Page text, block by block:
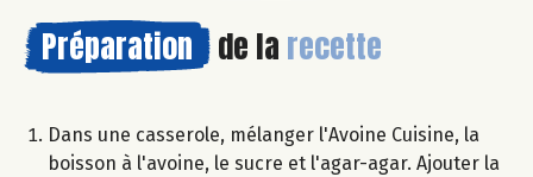
Préparation de la recette
Dans une casserole, mélanger l'Avoine Cuisine, la
boisson à l'avoine, le sucre et l'agar-agar. Ajouter la